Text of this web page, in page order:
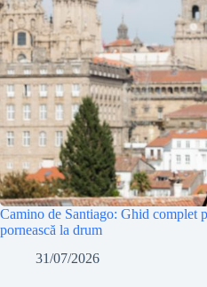
Camino de Santiago: Ghid complet
pornească la drum
31/07/2026